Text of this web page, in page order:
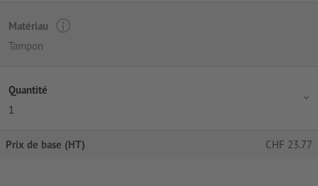
Matériau
Tampon
Quantité
1
Prix de base (HT) CHF 23.77